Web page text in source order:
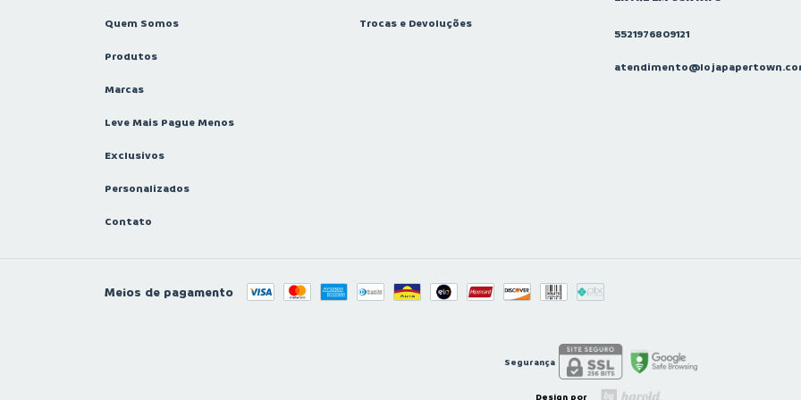
Quem Somos
Produtos
Marcas
Leve Mais Pague Menos
Exclusivos
Personalizados
Contato
Trocas e Devoluções
5521976809121
Meios de pagamento
Segurança
Design por